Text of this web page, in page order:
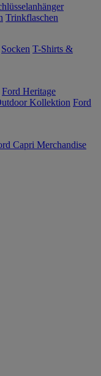
Trinkflaschen
Socken T-Shirts &
Ford Heritage
Kollektion Ford
Capri Merchandise